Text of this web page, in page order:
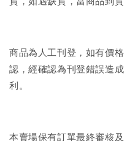
商品為人工刊登，如有價
認，經確認為刊登錯誤造
利。
本賣場保有訂單最終審核